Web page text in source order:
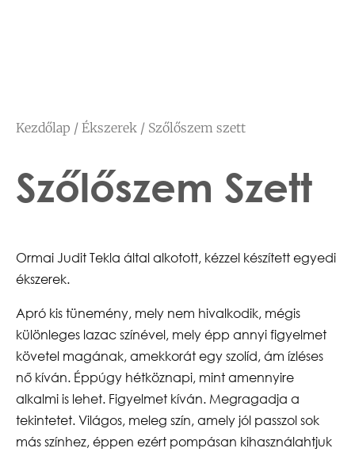
Kezdőlap / Ékszerek / Szőlőszem szett
Szőlőszem Szett
Ormai Judit Tekla által alkotott, kézzel készített egyedi
ékszerek.
Apró kis tünemény, mely nem hivalkodik, mégis
különleges lazac színével, mely épp annyi figyelmet
követel magának, amekkorát egy szolíd, ám ízléses
nő kíván. Éppúgy hétköznapi, mint amennyire
alkalmi is lehet. Figyelmet kíván. Megragadja a
tekintetet. Világos, meleg szín, amely jól passzol sok
más színhez, éppen ezért pompásan kihasználahtjuk